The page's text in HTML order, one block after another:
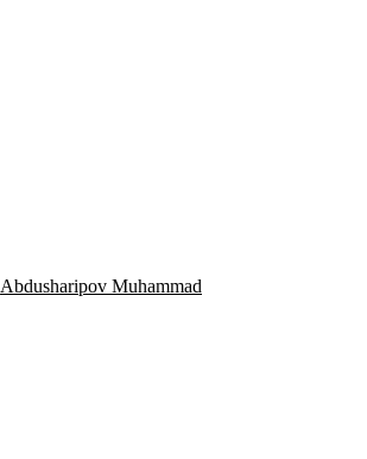
Abdusharipov Muhammad